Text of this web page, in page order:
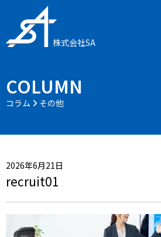
株式会社SA
COLUMN
コラム その他
2026年6月21日
recruit01